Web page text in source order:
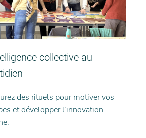
collective au
des rituels pour motiver vos
et développer l’innovation